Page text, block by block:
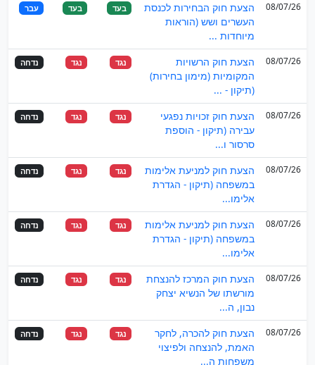
08/07/26
הצעת חוק הבחירות לכנסת
העשרים ושש (הוראות
מיוחדות ...
בעד בעד עבר
08/07/26
הצעת חוק הרשויות
המקומיות (מימון בחירות)
(תיקון - ...
נגד נגד נדחה
08/07/26
הצעת חוק זכויות נפגעי
עבירה (תיקון - הוספת
סרסור ו...
נגד נגד נדחה
08/07/26
הצעת חוק למניעת אלימות
במשפחה (תיקון - הגדרת
אלימו...
נגד נגד נדחה
08/07/26
הצעת חוק למניעת אלימות
במשפחה (תיקון - הגדרת
אלימו...
נגד נגד נדחה
08/07/26
הצעת חוק המרכז להנצחת
מורשתו של הנשיא יצחק
נבון, ה...
נגד נגד נדחה
08/07/26
הצעת חוק להכרה, לחקר
האמת, להנצחה ולפיצוי
משפחות ה...
נגד נגד נדחה